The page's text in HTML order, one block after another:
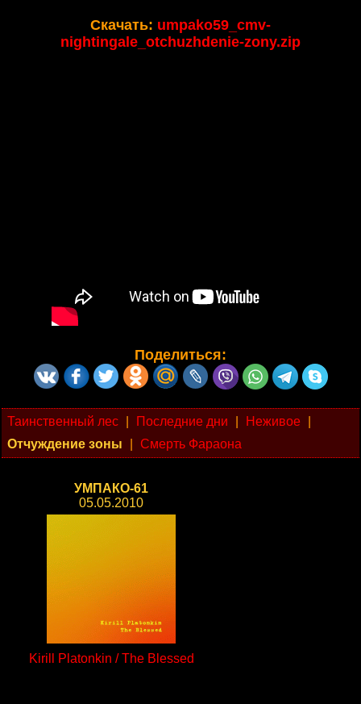
Скачать: umpako59_cmv-
nightingale_otchuzhdenie-zony.zip
Поделиться:
Таинственный лес Последние дни Неживое
Отчуждение зоны
Смерть Фараона
УМПАКО-61
05.05.2010
Kirill Platonkin / The Blessed